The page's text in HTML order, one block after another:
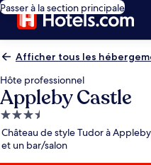
Passer à la section principale
Afficher tous les
Hôte professionnel
Appleby Castle
Hébergement
3.5 étoiles
Château de style Tudor à
et un bar/salon